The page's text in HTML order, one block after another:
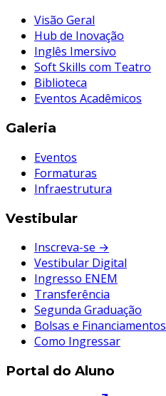
Visão Geral
Hub de Inovação
Inglês Imersivo
Soft Skills com Teatro
Biblioteca
Eventos Acadêmicos
Galeria
Eventos
Formaturas
Infraestrutura
Vestibular
Inscreva-se →
Vestibular Digital
Ingresso ENEM
Transferência
Segunda Graduação
Bolsas e Financiamentos
Como Ingressar
Portal do Aluno